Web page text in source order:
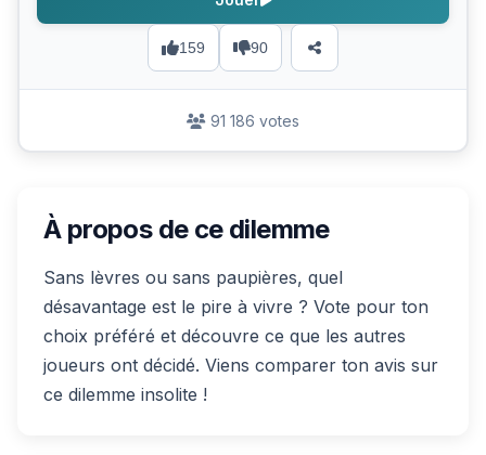
159 90
91 186 votes
À propos de ce dilemme
Sans lèvres ou sans paupières, quel
désavantage est le pire à vivre ? Vote pour ton
choix préféré et découvre ce que les autres
joueurs ont décidé. Viens comparer ton avis sur
ce dilemme insolite !